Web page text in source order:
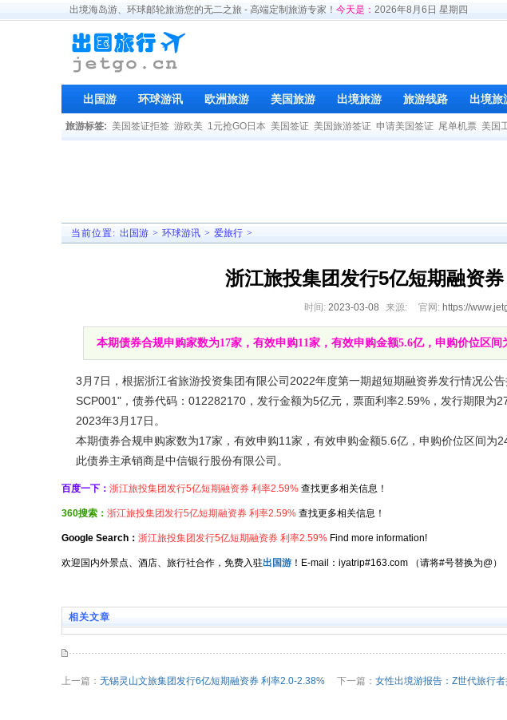
出境海岛游、环球邮轮旅游您的无二之旅 - 高端定制旅游专家！ 今天是： 2026年8月6日 星期四
出国游 环球游讯 欧洲旅游 美国旅游 出境旅游 旅游线路 出境旅
旅游标签: 美国签证拒签 游欧美 1元抢GO日本 美国签证 美国旅游签证 申请美国签证 尾单机票 美国
当前位置: 出国游 > 环球游讯 > 爱旅行 >
浙江旅投集团发行5亿短期融资
时间: 2023-03-08 来源: 官网: https://
本期债券合规申购家数为17家，有效申购11家，有效申购金额5.6亿，申购价位区间
3月7日，根据浙江省旅游投资集团有限公司2022年度第一期超短期融资券发行情况公
SCP001"，债券代码：012282170，发行金额为5亿元，票面利率2.59%，发行期限为
2023年3月17日。
本期债券合规申购家数为17家，有效申购11家，有效申购金额5.6亿，申购价位区间为
此债券主承销商是中信银行股份有限公司。
百度一下： 浙江旅投集团发行5亿短期融资券 利率2.59% 查找更多相关信息！
360搜索： 浙江旅投集团发行5亿短期融资券 利率2.59% 查找更多相关信息！
Google Search： 浙江旅投集团发行5亿短期融资券 利率2.59% Find more information!
欢迎国内外景点、酒店、旅行社合作，免费入驻出国游 ！E-mail：iyatrip#163.com （请将#号替换为@）
相关文章
上一篇： 无锡灵山文旅集团发行6亿短期融资券 利率2.0-2.38% 下一篇： 女性出境游报告：Z世代旅行